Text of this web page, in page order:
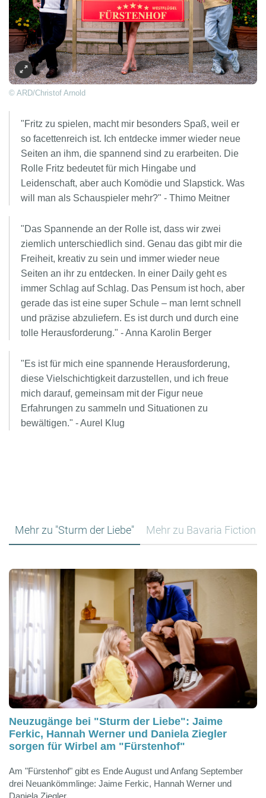
© ARD/Christof Arnold
"Fritz zu spielen, macht mir besonders Spaß, weil er
so facettenreich ist. Ich entdecke immer wieder neue
Seiten an ihm, die spannend sind zu erarbeiten. Die
Rolle Fritz bedeutet für mich Hingabe und
Leidenschaft, aber auch Komödie und Slapstick. Was
will man als Schauspieler mehr?" - Thimo Meitner
"Das Spannende an der Rolle ist, dass wir zwei
ziemlich unterschiedlich sind. Genau das gibt mir die
Freiheit, kreativ zu sein und immer wieder neue
Seiten an ihr zu entdecken. In einer Daily geht es
immer Schlag auf Schlag. Das Pensum ist hoch, aber
gerade das ist eine super Schule – man lernt schnell
und präzise abzuliefern. Es ist durch und durch eine
tolle Herausforderung." - Anna Karolin Berger
"Es ist für mich eine spannende Herausforderung,
diese Vielschichtigkeit darzustellen, und ich freue
mich darauf, gemeinsam mit der Figur neue
Erfahrungen zu sammeln und Situationen zu
bewältigen." - Aurel Klug
Mehr zu "Sturm der Liebe" Mehr zu Bavaria Fiction
Neuzugänge bei "Sturm der Liebe": Jaime
Ferkic, Hannah Werner und Daniela Ziegler
sorgen für Wirbel am "Fürstenhof"
Am "Fürstenhof" gibt es Ende August und Anfang September
drei Neuankömmlinge: Jaime Ferkic, Hannah Werner und
Daniela Ziegler.